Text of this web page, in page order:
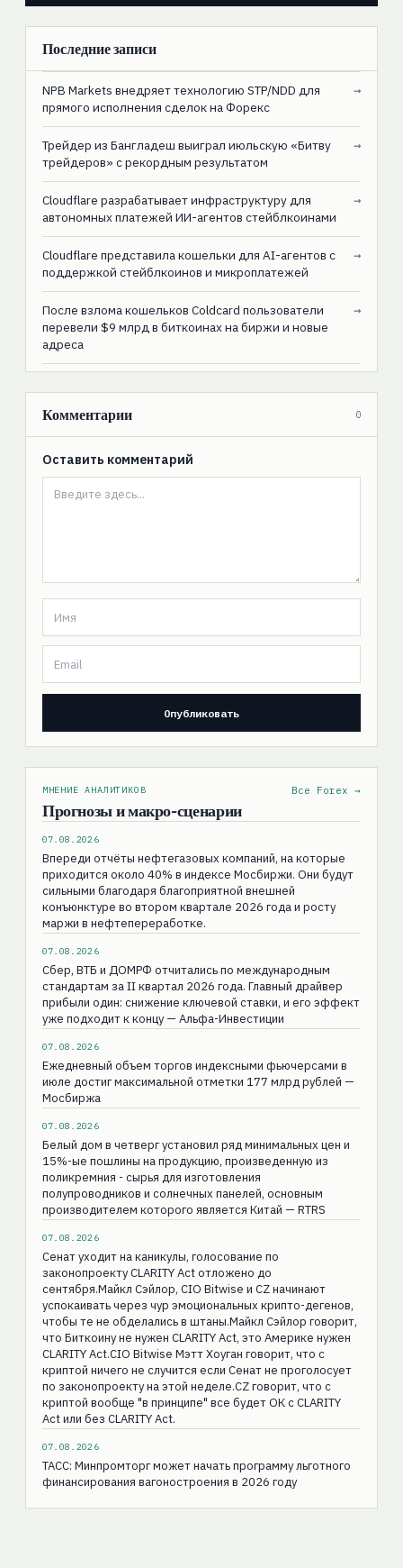
Последние записи
NPB Markets внедряет технологию STP/NDD для
прямого исполнения сделок на Форекс
→
Трейдер из Бангладеш выиграл июльскую «Битву
трейдеров» с рекордным результатом
→
Cloudflare разрабатывает инфраструктуру для
автономных платежей ИИ-агентов стейблкоинами
→
Cloudflare представила кошельки для AI-агентов с
поддержкой стейблкоинов и микроплатежей
→
После взлома кошельков Coldcard пользователи
перевели $9 млрд в биткоинах на биржи и новые
адреса
→
Комментарии 0
Оставить комментарий
МНЕНИЕ АНАЛИТИКОВ
Прогнозы и макро-сценарии
Все Forex →
07.08.2026
Впереди отчёты нефтегазовых компаний, на которые
приходится около 40% в индексе Мосбиржи. Они будут
сильными благодаря благоприятной внешней
конъюнктуре во втором квартале 2026 года и росту
маржи в нефтепереработке.
07.08.2026
Сбер, ВТБ и ДОМРФ отчитались по международным
стандартам за II квартал 2026 года. Главный драйвер
прибыли один: снижение ключевой ставки, и его эффект
уже подходит к концу — Альфа-Инвестиции
07.08.2026
Ежедневный объем торгов индексными фьючерсами в
июле достиг максимальной отметки 177 млрд рублей —
Мосбиржа
07.08.2026
Белый дом в четверг установил ряд минимальных цен ‌и
15%-ые пошлины на продукцию, произведенную из
поликремния - сырья для изготовления
полупроводников ​и ​солнечных ​панелей, основным
⁠производителем которого является ‌Китай — RTRS
07.08.2026
Сенат уходит на каникулы, голосование по
законопроекту CLARITY Act отложено до
сентября.Майкл Сэйлор, CIO Bitwise и CZ начинают
успокаивать через чур эмоциональных крипто-дегенов,
чтобы те не обделались в штаны.Майкл Сэйлор говорит,
что Биткоину не нужен CLARITY Act, это Америке нужен
CLARITY Act.CIO Bitwise Мэтт Хоуган говорит, что с
криптой ничего не случится если Сенат не проголосует
по законопроекту на этой неделе.CZ говорит, что с
криптой вообще "в принципе" все будет ОК с CLARITY
Act или без CLARITY Act.
07.08.2026
ТАСС: Минпромторг может начать программу льготного
финансирования вагоностроения в 2026 году